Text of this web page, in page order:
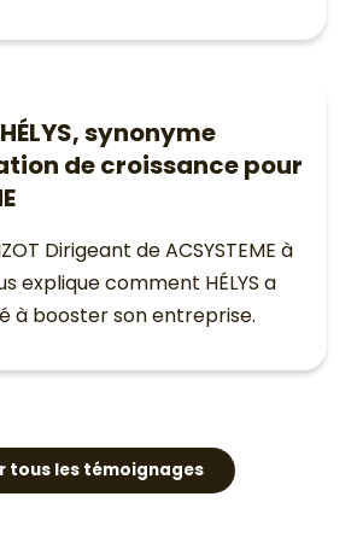
synonyme
de croissance pour
Dirigeant de ACSYSTEME à
explique comment HÉLYS a
à booster son entreprise.
tous les témoignages